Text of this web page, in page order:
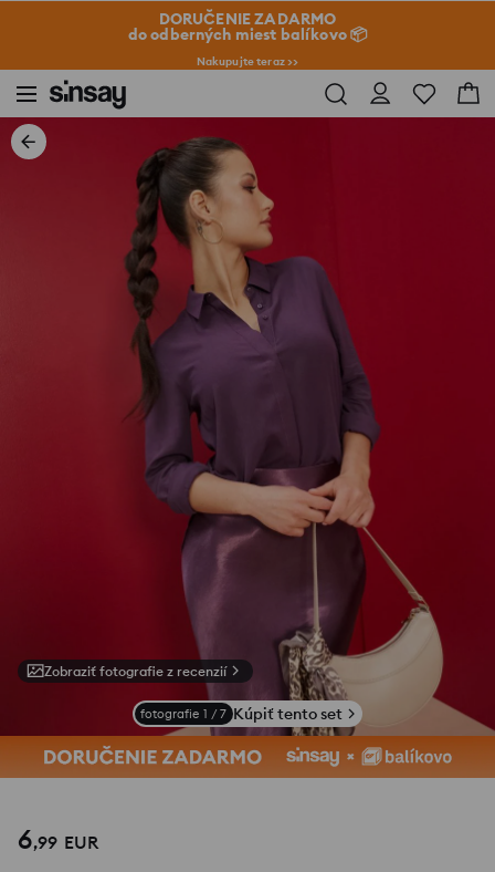
DORUČENIE ZADARMO
do odberných miest balíkovo 📦
Nakupujte teraz >>
Zobraziť fotografie z recenzií
fotografie 1 / 7 Kúpiť tento set
6,99 EUR